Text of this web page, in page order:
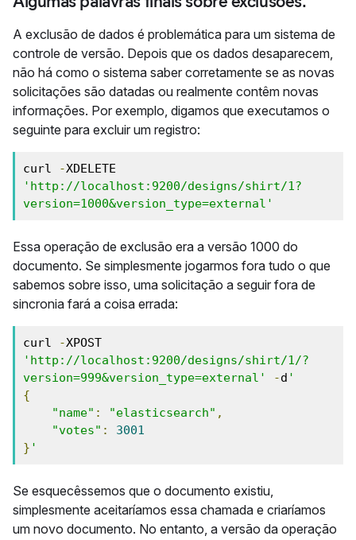
A exclusão de dados é problemática para um sistema de
controle de versão. Depois que os dados desaparecem,
não há como o sistema saber corretamente se as novas
solicitações são datadas ou realmente contêm novas
informações. Por exemplo, digamos que executamos o
seguinte para excluir um registro:
curl -
'http://localhost:9200/designs/shirt/1?
version=1000&version_type=external'
Essa operação de exclusão era a versão 1000 do
documento. Se simplesmente jogarmos fora tudo o que
sabemos sobre isso, uma solicitação a seguir fora de
sincronia fará a coisa errada:
curl -
'http://localhost:9200/designs/shirt/1/?
version=999&version_type=external'
-d '
{
"name" : "elasticsearch" ,
"votes" :
3001
} '
Se esquecêssemos que o documento existiu,
simplesmente aceitaríamos essa chamada e criaríamos
um novo documento. No entanto, a versão da operação